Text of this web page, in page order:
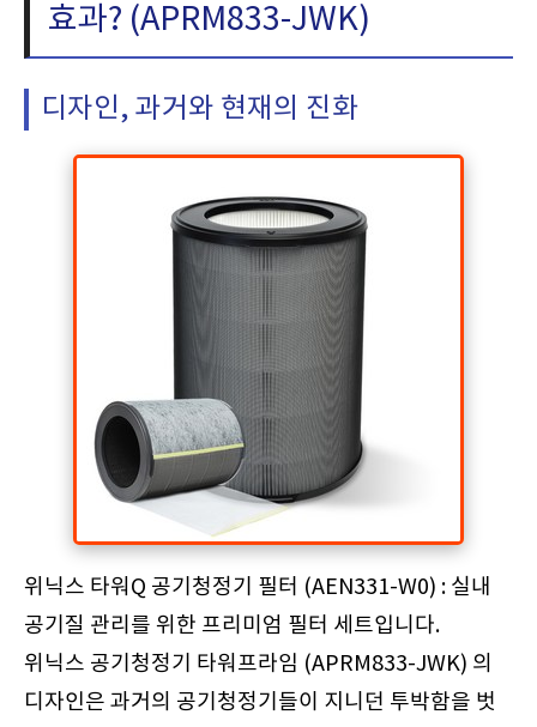
효과? (APRM833-JWK)
디자인, 과거와 현재의 진화
위닉스 타워Q 공기청정기 필터 (AEN331-W0) : 실내
공기질 관리를 위한 프리미엄 필터 세트입니다.
위닉스 공기청정기 타워프라임 (APRM833-JWK) 의
디자인은 과거의 공기청정기들이 지니던 투박함을 벗